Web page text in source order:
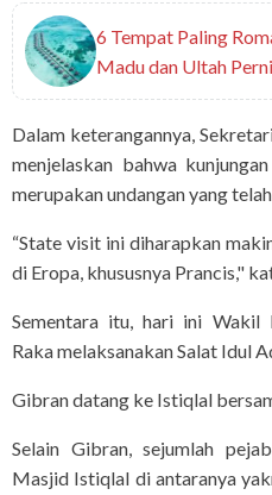
6 Tempat Paling
Madu dan Ultah
Dalam keterangannya,
menjelaskan bahwa
merupakan undangan yang
“State visit ini diharapkan
di Eropa, khususnya Prancis,"
Sementara itu, hari ini Wakil
Raka melaksanakan Salat Idul
Gibran datang ke Istiqlal
Selain Gibran, sejumlah
Masjid Istiqlal di antaranya